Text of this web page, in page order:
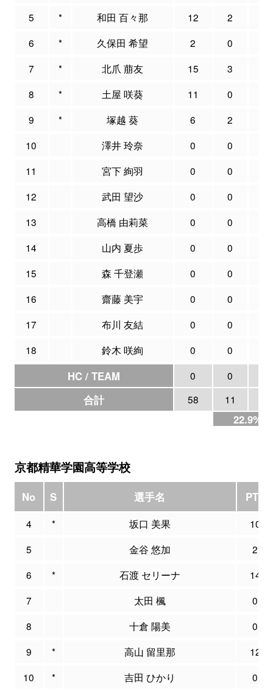
5
* 和田 百々那 12 2
6
* 久保田 希望 2 0
7
* 北爪 萠友 15 3
8
* 土屋 咲葵 11 0
9
* 塚越 葵 6 2
10
澤井 玲奈 0 0
11
宮下 絢羽 0 0
12
武田 望沙 0 0
13
高橋 由莉菜 0 0
14
山内 夏歩 0 0
15
森 千登瀬 0 0
16
齋藤 美宇 0 0
17
布川 友結 0 0
18
鈴木 咲絢 0 0
HC / TEAM 0 0
合計 58 11
22.9%
京都精華学園高等学校
No S 選手名 PTS
4 * 坂口 美果
10
5
金谷 悠加
2
6
* 石渡 セリーナ
14
7
太田 楓
0
8
十倉 陽美
0
9
* 高山 留里那
12
10
* 吉田 ひかり 0